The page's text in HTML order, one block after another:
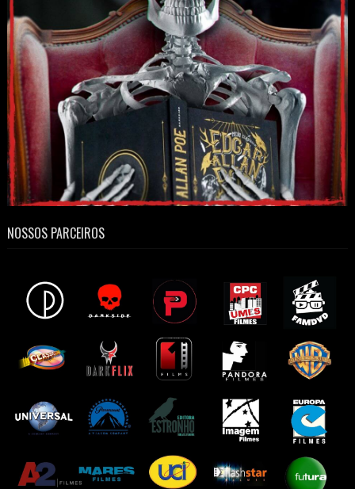
NOSSOS PARCEIROS